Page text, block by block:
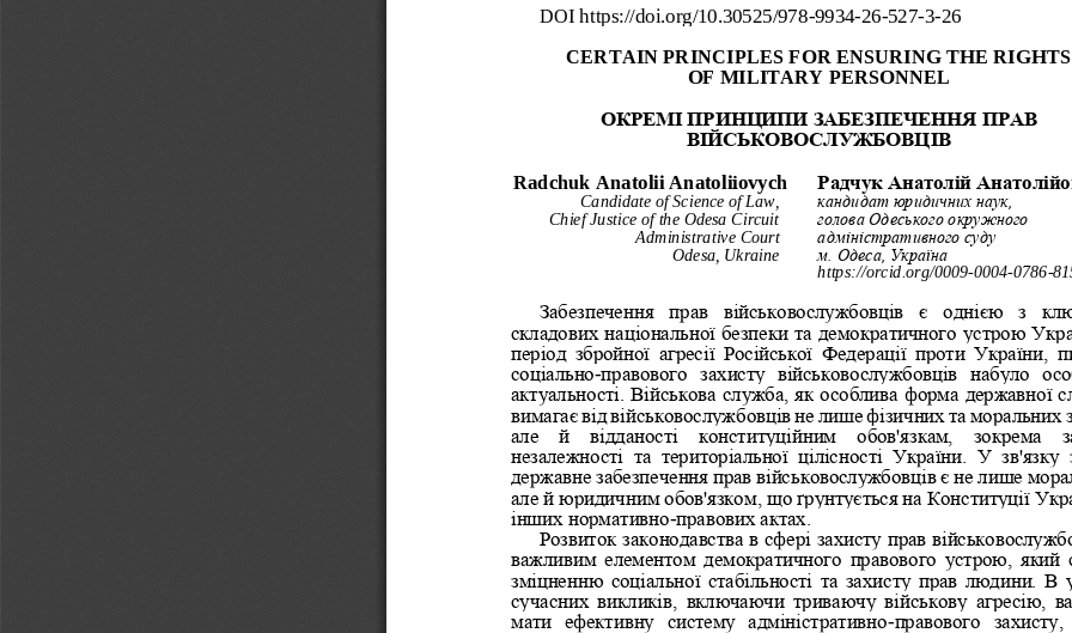
DOI https://doi.org/10.30525/978-9934-26-527-3-26
CERTAIN PRINCIPLES FOR ENSURING THE RIGHTS
OF MILITARY PERSONNEL
ОКРЕМІ ПРИНЦИПИ ЗАБЕЗПЕЧЕННЯ ПРАВ
ВІЙСЬКОВОСЛУЖБОВЦІВ
Radchuk Anatolii Anatoliіovych
Candidate of Science of Law,
Chief Justice of the Odesa Circuit
Administrative Court
Odesa, Ukraine
Радчук Анатолій
кандидат юридичних наук,
голова Одеського окружного
адміністративного суду
м. Одеса, Україна
https://orcid .org/0009-0004-0786-
Забезпечення  прав  військовослужбовців  є  однією  з
складових національної безпеки та демократичного устрою
період  збройної  агресії  Російської Федерації  проти  України,
соціально-правового  захисту  військовослужбовців  набуло
актуальності. Військова служба, як особлива форма державної
вимагає від військовослужбовців не лише фізичних та моральних
але  й  відданості  конституційним  обов'язкам,  зокрема
незалежності  та  територіальної  цілісності  України.  У  зв'язку
державне забезпечення прав військовослужбовців є не лише
але й юридичним обов'язком, що ґрунтується на Конституції
інших нормативно-правових актах.
Розвиток законодавства в сфері захисту прав
важливим  елементом  демократичного  правового  устрою,  який
зміцненню соціальної стабільності та захисту прав людини. В
сучасних  викликів,  включаючи  триваючу  військову  агресію,  ва
мати  ефективну  систему  адміністративно-правового